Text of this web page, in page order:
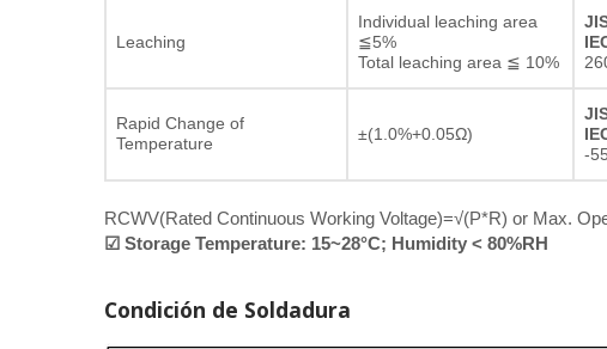
Leaching
Individual leaching area
≦5%
Total leaching area ≦ 10%
Rapid Change of
Temperature
±(1.0%+0.05Ω)
-
RCWV(Rated Continuous Working Voltage)=√(P*R) or Max.
☑ Storage Temperature: 15~28°C; Humidity < 80%RH
Condición de Soldadura